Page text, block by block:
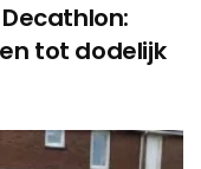
tot dodelijk